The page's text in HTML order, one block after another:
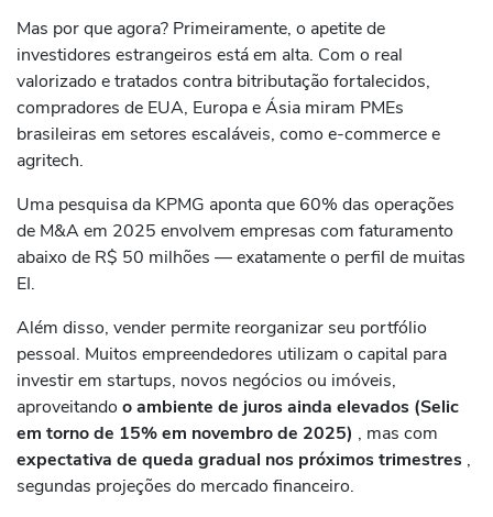
Mas por que agora? Primeiramente, o apetite de
investidores estrangeiros está em alta. Com o real
valorizado e tratados contra bitributação fortalecidos,
compradores de EUA, Europa e Ásia miram PMEs
brasileiras em setores escaláveis, como e-commerce e
agritech.
Uma pesquisa da KPMG aponta que 60% das operações
de M&A em 2025 envolvem empresas com faturamento
abaixo de R$ 50 milhões — exatamente o perfil de muitas
EI.
Além disso, vender permite reorganizar seu portfólio
pessoal. Muitos empreendedores utilizam o capital para
investir em startups, novos negócios ou imóveis,
aproveitando o ambiente de juros ainda elevados (Selic
em torno de 15% em novembro de 2025) , mas com
expectativa de queda gradual nos próximos trimestres ,
segundas projeções do mercado financeiro.